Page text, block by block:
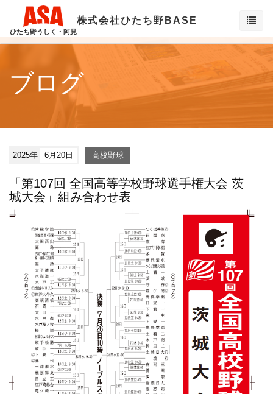
ひたち野うしく・阿見
株式会社ひたち野BASE
ブログ
2025年 6月20日 高校野球
「第107回 全国高等学校野球選手権大会 茨
城大会」組み合わせ表